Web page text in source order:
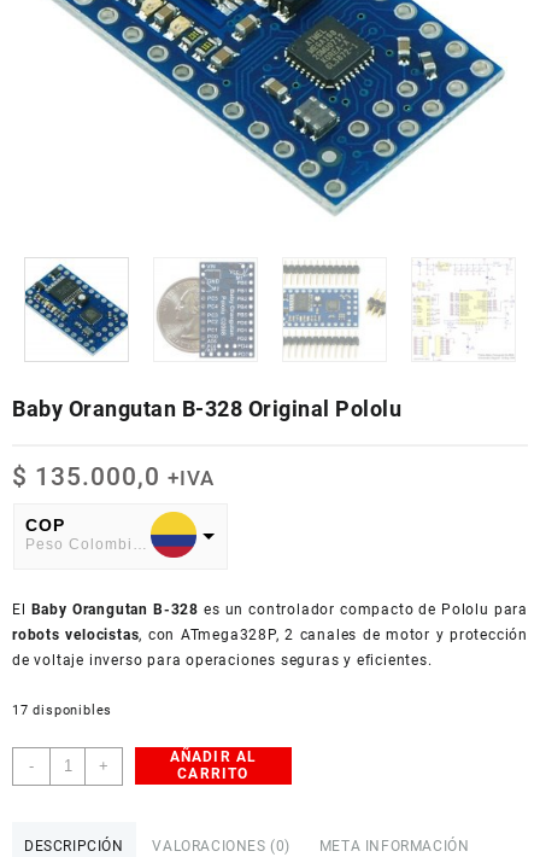
Baby Orangutan B-328 Original Pololu
$ 135.000,0 +IVA
COP
Peso Colombiano
American Dollar
El Baby Orangutan B-328 es un controlador compacto de Pololu para
robots velocistas, con ATmega328P, 2 canales de motor y protección
de voltaje inverso para operaciones seguras y eficientes.
17 disponibles
-
Baby
Orangutan
+
AÑADIR AL
CARRITO
DESCRIPCIÓN VALORACIONES (0) META INFORMACIÓN